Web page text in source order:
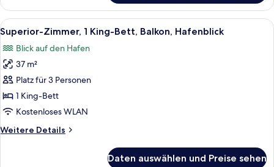
Zimmer,
1 King-
Bett
und
Schlafsofa,
Hafenblick
Alle
Fotos
für
Superior-
Zimmer,
1 King-
Bett,
Hafenblick
Ein modernes Schlafzimmer mit
6
Superior-Zimmer, 1 King-Bett, Balkon, Hafenblick
Blick auf den Hafen
37 m²
Platz für 3 Personen
1 King-Bett
Kostenloses WLAN
Weitere Details
Weitere
Daten auswählen und Preise sehen